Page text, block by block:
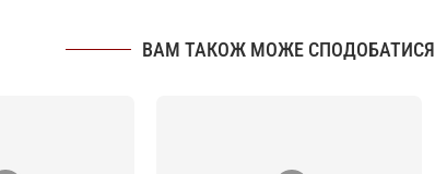
ВАМ ТАКОЖ МОЖЕ СПОДОБАТИСЯ